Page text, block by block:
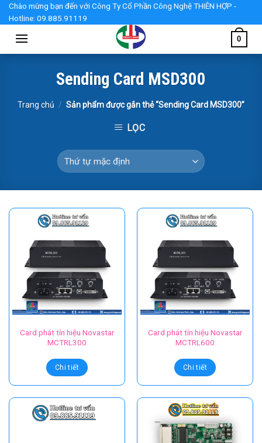
Skip
content
Chào mừng bạn đến với Công Ty Cổ Phần Công Nghệ THIÊN HỢP -
Hotline: 09.885.91119
0
Sending Card MSD300
Trang chủ / Sản phẩm được gắn thẻ “Sending Card MSD300”
LỌC
Card phát tín hiệu Novastar
MCTRL300
Chi tiết
Card phát tín hiệu Novastar
MCTRL600
Chi tiết